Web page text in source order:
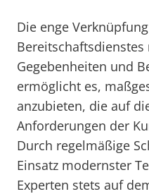
Die enge
Gegebenheiten und
ermöglicht es,
anzubieten, die auf
Anforderungen der
Durch regelmäßige
Einsatz modernster
Experten stets auf